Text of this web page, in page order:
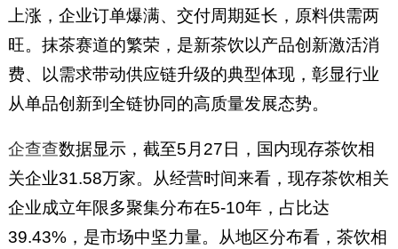
上涨，企业订单爆满、交付周期延长，原料供需两
旺。抹茶赛道的繁荣，是新茶饮以产品创新激活消
费、以需求带动供应链升级的典型体现，彰显行业
从单品创新到全链协同的高质量发展态势。
企查查数据显示，截至5月27日，国内现存茶饮相
关企业31.58万家。从经营时间来看，现存茶饮相关
企业成立年限多聚集分布在5-10年，占比达
39.43%，是市场中坚力量。从地区分布看，茶饮相